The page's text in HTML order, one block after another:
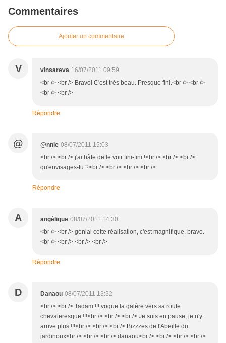
Commentaires
Ajouter un commentaire
V vinsareva 16/07/2011 09:59
<br /> <br /> Bravo! C'est très beau. Presque fini.<br /> <br />
<br /> <br />
Répondre
@ @nnie 08/07/2011 15:03
<br /> <br /> j'ai hâte de le voir fini-fini !<br /> <br /> <br />
qu'envisages-tu ?<br /> <br /> <br /> <br />
Répondre
A angélique 08/07/2011 14:30
<br /> <br /> génial cette réalisation, c'est magnifique, bravo.
<br /> <br /> <br /> <br />
Répondre
D Danaou 08/07/2011 13:32
<br /> <br /> Tadam !!! vogue la galère vers sa route
chevaleresque !!!<br /> <br /> <br /> Je suis en pause, je n'y
arrive plus !!!<br /> <br /> <br /> Bizzzes de l'Abeille du
jardinoux<br /> <br /> <br /> danaou<br /> <br /> <br /> <br />